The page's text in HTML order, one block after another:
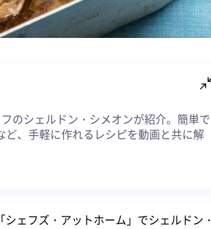
のシェルドン・シメオンが紹介。簡単で
、手軽に作れるレシピを動画と共に解
ェフズ・アットホーム」でシェルドン・